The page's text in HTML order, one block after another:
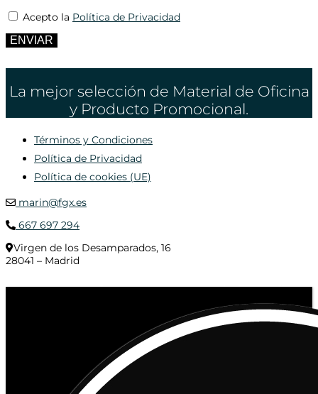
Acepto la Política de Privacidad
ENVIAR
La mejor selección de Material de Oficina
y Producto Promocional.
Términos y Condiciones
Política de Privacidad
Política de cookies (UE)
marin@fgx.es
667 697 294
Virgen de los Desamparados, 16
28041 – Madrid